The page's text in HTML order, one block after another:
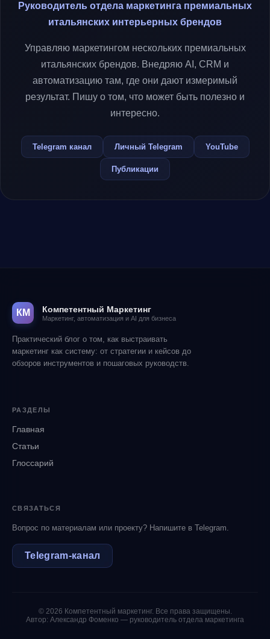
Руководитель отдела маркетинга премиальных
итальянских интерьерных брендов
Управляю маркетингом нескольких премиальных
итальянских брендов. Внедряю AI, CRM и
автоматизацию там, где они дают измеримый
результат. Пишу о том, что может быть полезно и
интересно.
Telegram канал Личный Telegram YouTube
Публикации
КМ Компетентный Маркетинг
Маркетинг, автоматизация и AI для бизнеса
Практический блог о том, как выстраивать
маркетинг как систему: от стратегии и кейсов до
обзоров инструментов и пошаговых руководств.
РАЗДЕЛЫ
Главная
Статьи
Глоссарий
СВЯЗАТЬСЯ
Вопрос по материалам или проекту? Напишите в Telegram.
Telegram‑канал
© 2026 Компетентный маркетинг. Все права защищены.
Автор: Александр Фоменко — руководитель отдела маркетинга